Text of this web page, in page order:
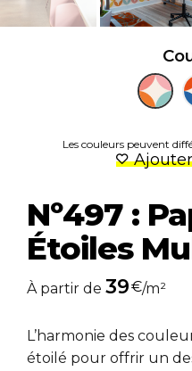
Les couleurs peuvent
Nº497 :
Étoiles
À partir de 39€/m²
L’harmonie des
étoilé pour offrir un